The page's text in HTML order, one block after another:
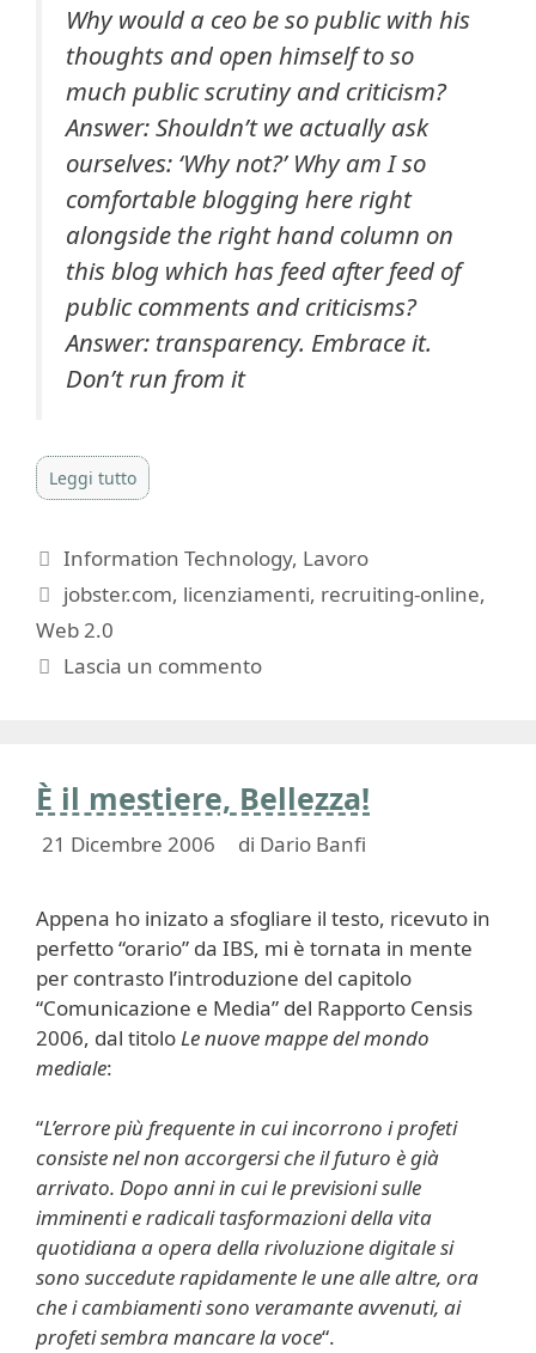
Why would a ceo be so public with his
thoughts and open himself to so
much public scrutiny and criticism?
Answer: Shouldn’t we actually ask
ourselves: ‘Why not?’ Why am I so
comfortable blogging here right
alongside the right hand column on
this blog which has feed after feed of
public comments and criticisms?
Answer: transparency. Embrace it.
Don’t run from it
Leggi tutto
Categorie
Information Technology, Lavoro
Tag
jobster.com, licenziamenti, recruiting-online,
Web 2.0
Lascia un commento
È il mestiere, Bellezza!
21 Dicembre 2006 di Dario Banfi
Appena ho inizato a sfogliare il testo, ricevuto in
perfetto “orario” da IBS, mi è tornata in mente
per contrasto l’introduzione del capitolo
“Comunicazione e Media” del Rapporto Censis
2006, dal titoloLe nuove mappe del mondo
mediale:
“L’errore più frequente in cui incorrono i profeti
consiste nel non accorgersi che il futuro è già
arrivato. Dopo anni in cui le previsioni sulle
imminenti e radicali tasformazioni della vita
quotidiana a opera della rivoluzione digitale si
sono succedute rapidamente le une alle altre, ora
che i cambiamenti sono veramante avvenuti, ai
profeti sembra mancare la voce“.